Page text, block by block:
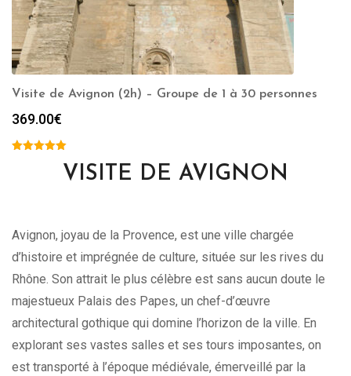
Visite de Avignon (2h) – Groupe de 1 à 30 personnes
369.00€
VISITE DE AVIGNON
Avignon, joyau de la Provence, est une ville chargée
d’histoire et imprégnée de culture, située sur les rives du
Rhône. Son attrait le plus célèbre est sans aucun doute le
majestueux Palais des Papes, un chef-d’œuvre
architectural gothique qui domine l’horizon de la ville. En
explorant ses vastes salles et ses tours imposantes, on
est transporté à l’époque médiévale, émerveillé par la